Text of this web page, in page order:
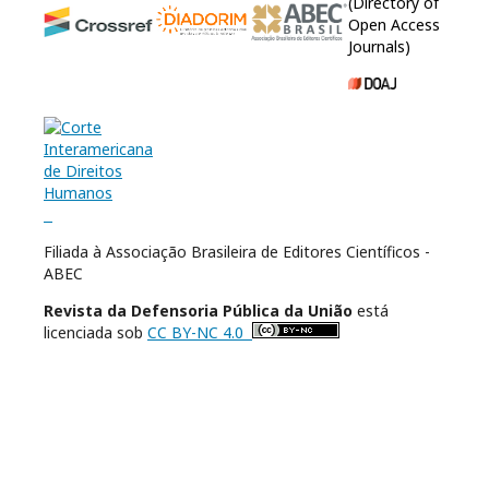
Open Access
Journals)
Filiada à Associação Brasileira de Editores Científicos -
ABEC
Revista da Defensoria Pública da União está
licenciada sob CC BY-NC 4.0